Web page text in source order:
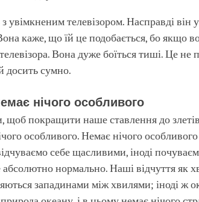
увімкненим телевізором. Насправді він
каже, що їй це подобається, бо якщо
Вона дуже боїться тиші. Це не
досить сумно.
нічого особливого
покращити наше ставлення до злетів
особливого. Немає нічого
себе щасливими, іноді
абсолютно нормально. Наші відчуття як
западинами між хвилями; іноді ж